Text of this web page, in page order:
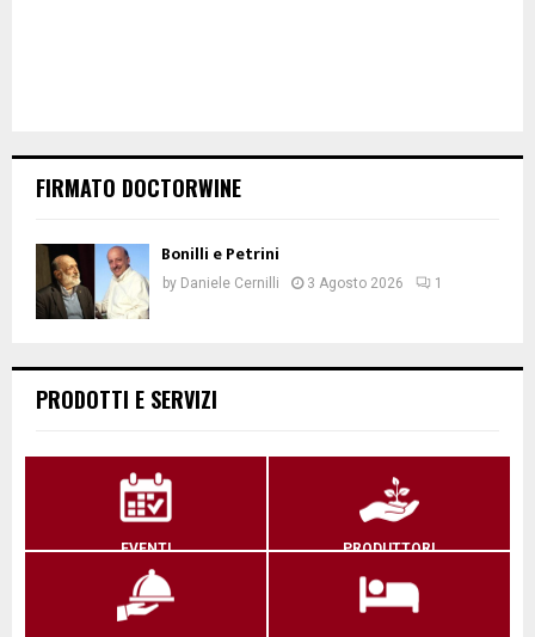
FIRMATO DOCTORWINE
Bonilli e Petrini
by Daniele Cernilli 3 Agosto 2026 1
PRODOTTI E SERVIZI
EVENTI PRODUTTORI